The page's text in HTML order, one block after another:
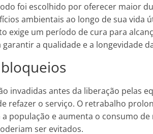
foi escolhido por oferecer maior
ambientais ao longo de sua vida
exige um período de cura para
a qualidade e a longevidade
invadidas antes da liberação pelas
refazer o serviço. O retrabalho
população e aumenta o consumo
ser evitados.